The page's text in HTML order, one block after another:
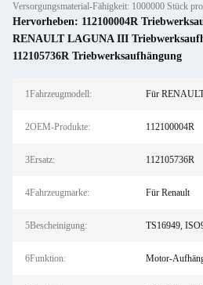
Versorgungsmaterial-Fähigkeit: 1000000 Stück
Hervorheben: 112100004R
RENAULT LAGUNA III
112105736R Triebwerksaufhängung
1Fahrzeugmodell: Für
2OEM-Produkte: 112100004R
3Ersatz: 112105736R
4Fahrzeugmarke: Für Renault
5Bescheinigung: TS16949,
6Funktion: Motor-